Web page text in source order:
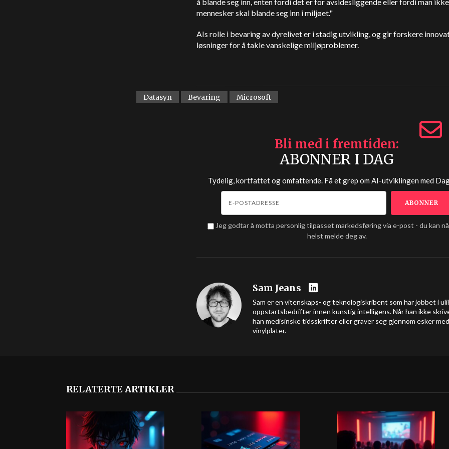
mennesker skal blande seg inn i miljøet."
AIs rolle i bevaring av dyrelivet er i stadig utvikling, og gir forskere
løsninger for å takle vanskelige miljøproblemer.
Datasyn Bevaring Microsoft
Bli med i fremtiden
ABONNER I DAG
Tydelig, kortfattet og omfattende. Få et grep om AI-utviklingen med
Jeg godtar å motta personlig tilpasset markedsføring via e-post - du kan
helst melde deg av.
Sam Jeans
Sam er en vitenskaps- og teknologiskribent som har jobbet i
oppstartsbedrifter innen kunstig intelligens. Når han ikke
han medisinske tidsskrifter eller graver seg gjennom esker med
vinylplater.
RELATERTE ARTIKLER